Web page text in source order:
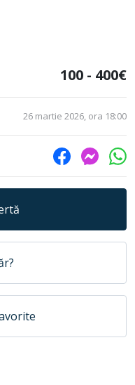
100 - 400€
26 martie 2026, ora 18:00